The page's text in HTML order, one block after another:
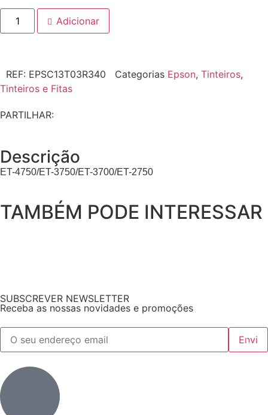
Adicionar
REF: EPSC13T03R340 Categorias Epson, Tinteiros,
Tinteiros e Fitas
PARTILHAR:
Descrição
ET-4750/ET-3750/ET-3700/ET-2750
TAMBÉM PODE INTERESSAR
SUBSCREVER NEWSLETTER
Receba as nossas novidades e promoções